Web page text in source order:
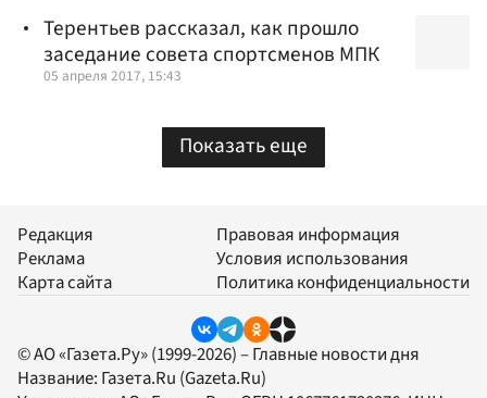
Терентьев рассказал, как прошло
заседание совета спортсменов МПК
05 апреля 2017, 15:43
Показать еще
Редакция
Реклама
Карта сайта
Правовая информация
Условия использования
Политика конфиденциальности
© АО «Газета.Ру» (1999-2026) – Главные новости дня
Название: Газета.Ru (Gazeta.Ru)